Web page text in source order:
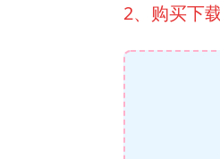
2、购买下